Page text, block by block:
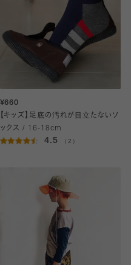
¥660
【キッズ】足底の汚れが目立たないソ
ックス / 16-18cm
4.5 （2）